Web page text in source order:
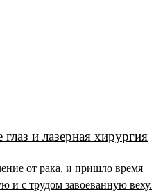
и лазерная хирургия
от рака, и пришло время
и с трудом завоеванную веху.